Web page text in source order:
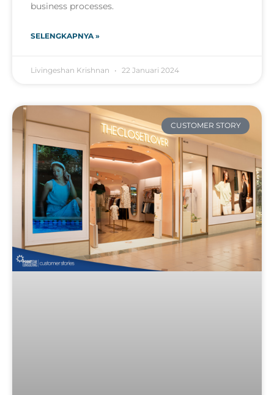
business processes.
SELENGKAPNYA »
Livingeshan Krishnan 22 Januari 2024
CUSTOMER STORY